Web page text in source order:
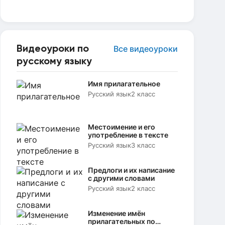
Видеоуроки по
русскому языку
Все видеоуроки
Имя прилагательное
Русский язык2 класс
Местоимение и его
употребление в тексте
Русский язык3 класс
Предлоги и их написание
с другими словами
Русский язык2 класс
Изменение имён
прилагательных по